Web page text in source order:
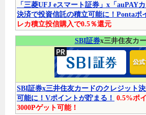
「三菱UFJ eスマート証券」x「auPAY
決済で投資信託の積立可能に！Pontaポ
レカ積立投信購入で0.5％還元
SBI証券x三井住友カ
SBI証券x三井住友カードのクレジット
可能に！Vポイントが貯まる！ 0.5%ポ
3000Pゲット可能！